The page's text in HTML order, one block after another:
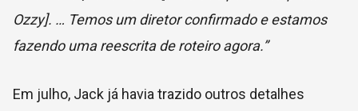
Ozzy]. … Temos um diretor confirmado e estamos
fazendo uma reescrita de roteiro agora.”
Em julho, Jack já havia trazido outros detalhes